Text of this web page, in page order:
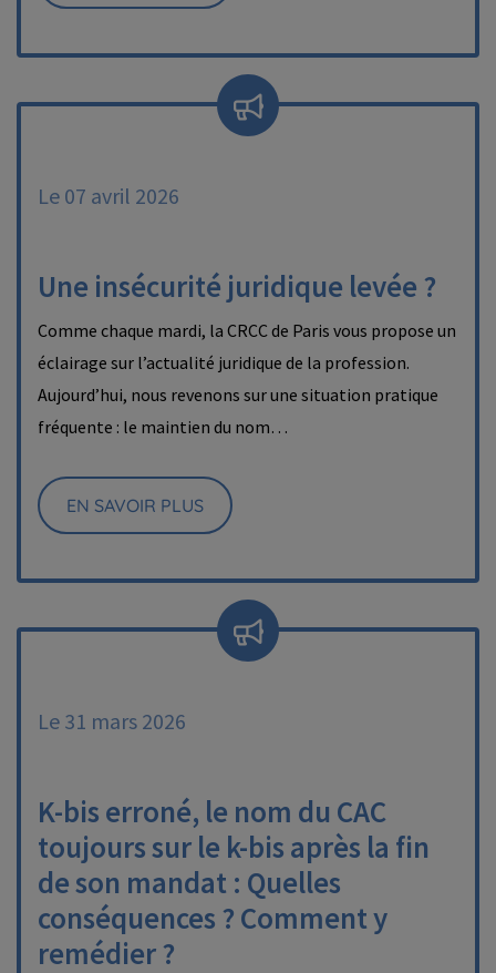
Le 07 avril 2026
Une insécurité juridique levée ?
Comme chaque mardi, la CRCC de Paris vous propose un
éclairage sur l’actualité juridique de la profession.
Aujourd’hui, nous revenons sur une situation pratique
fréquente : le maintien du nom…
EN SAVOIR PLUS
Le 31 mars 2026
K-bis erroné, le nom du CAC
toujours sur le k-bis après la fin
de son mandat : Quelles
conséquences ? Comment y
remédier ?